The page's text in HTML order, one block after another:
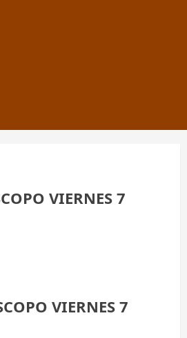
VIERNES 7
VIERNES 7